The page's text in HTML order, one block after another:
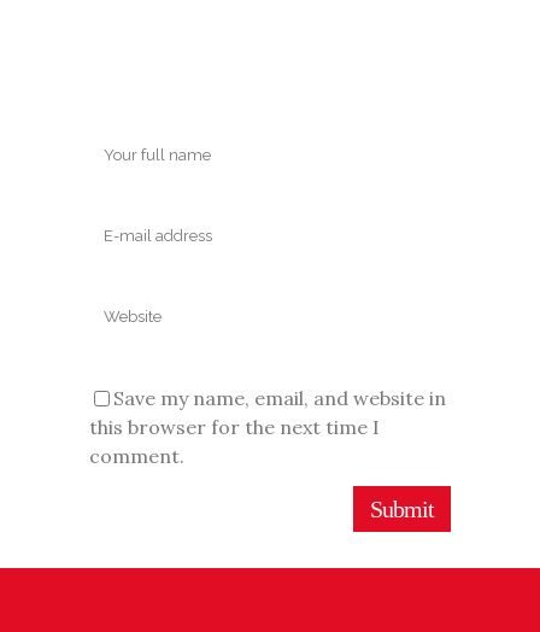
Save my name, email, and website in
this browser for the next time I
comment.